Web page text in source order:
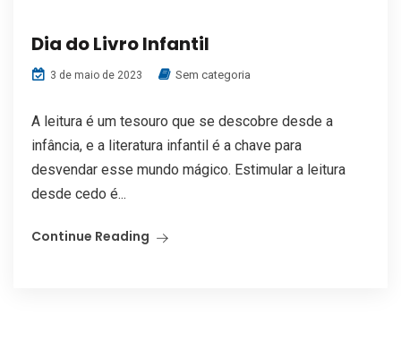
Dia do Livro Infantil
3 de maio de 2023 Sem categoria
A leitura é um tesouro que se descobre desde a
infância, e a literatura infantil é a chave para
desvendar esse mundo mágico. Estimular a leitura
desde cedo é...
Continue Reading